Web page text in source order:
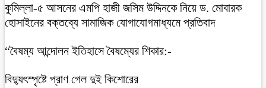
কুমিল্লা-৫ আসনের এমপি হাজী জসিম উদ্দিনকে নিয়ে ড. মোবারক
হোসাইনের বক্তব্যে সামাজিক যোগাযোগমাধ্যমে প্রতিবাদ
“বৈষম্য আন্দোলন ইতিহাসে বৈষম্যের শিকার:-
বিদ্যুৎস্পৃষ্টে প্রাণ গেল দুই কিশোরের